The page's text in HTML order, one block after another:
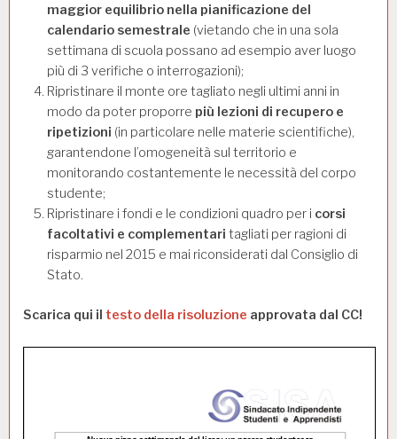
maggior equilibrio nella pianificazione del
calendario semestrale (vietando che in una sola
settimana di scuola possano ad esempio aver luogo
più di 3 verifiche o interrogazioni);
Ripristinare il monte ore tagliato negli ultimi anni in
modo da poter proporre più lezioni di recupero e
ripetizioni (in particolare nelle materie scientifiche),
garantendone l’omogeneità sul territorio e
monitorando costantemente le necessità del corpo
studente;
Ripristinare i fondi e le condizioni quadro per i corsi
facoltativi e complementari tagliati per ragioni di
risparmio nel 2015 e mai riconsiderati dal Consiglio di
Stato.
Scarica qui il testo della risoluzione approvata dal CC!